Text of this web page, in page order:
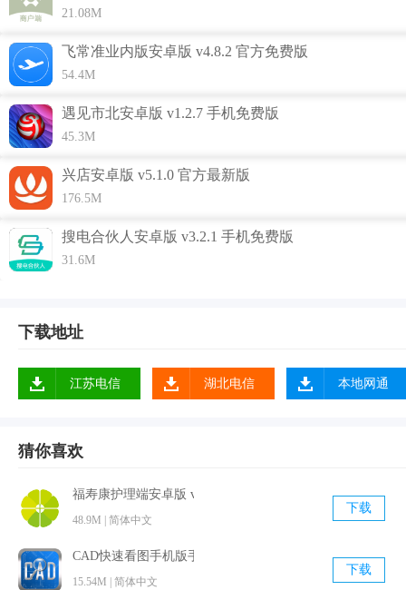
6.专家在线，助力企业降本增效！
1.实现人才资源共享，为企业带来全新的招聘服务平台，提高
招人才效率以及相应成本；
2.这里带有丰富的职场知识，可以提高招聘视野，拓宽招聘范
围，借助该平台发布招聘信息；
3.还为广大人才以及行业精英提供了交易大厅，助力人才收入
21.08M
飞常准业内版安卓版 v4.8.2 官方免费版
54.4M
遇见市北安卓版 v1.2.7 手机免费版
45.3M
兴店安卓版 v5.1.0 官方最新版
176.5M
搜电合伙人安卓版 v3.2.1 手机免费版
31.6M
下载地址
江苏电信 湖北电信 本地网通
猜你喜欢
福寿康护理端安卓版 v3.7.7 最新免费版
48.9M | 简体中文
下载
CAD快速看图手机版手机版 v5.6.6 官方最新版
15.54M | 简体中文
下载